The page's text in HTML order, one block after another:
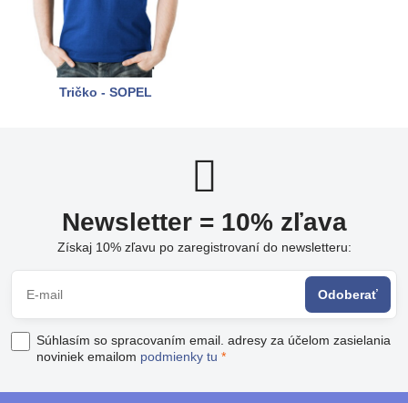
Tričko - SOPEL
Newsletter = 10% zľava
Získaj 10% zľavu po zaregistrovaní do newsletteru:
Odoberať
Súhlasím so spracovaním email. adresy za účelom zasielania
noviniek emailom podmienky tu *